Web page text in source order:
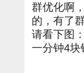
群优化啊
的，有了
请看下图
一分钟4